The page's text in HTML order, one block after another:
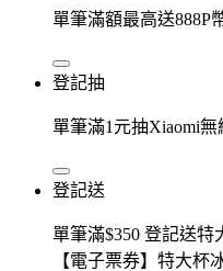
單筆滿額最高送888P
登記抽
單筆滿1元抽Xiaomi
登記送
單筆滿$350 登記送特
【電子票券】特大杯